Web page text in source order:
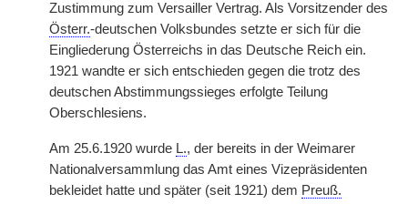
Zustimmung zum Versailler Vertrag. Als Vorsitzender des
Österr.-deutschen Volksbundes setzte er sich für die
Eingliederung Österreichs in das Deutsche Reich ein.
1921 wandte er sich entschieden gegen die trotz des
deutschen Abstimmungssieges erfolgte Teilung
Oberschlesiens.
Am 25.6.1920 wurde L., der bereits in der Weimarer
Nationalversammlung das Amt eines Vizepräsidenten
bekleidet hatte und später (seit 1921) dem Preuß.